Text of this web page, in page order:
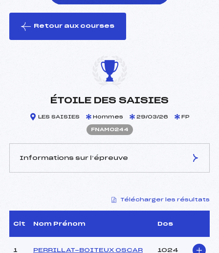
le ski
Retour aux courses
ÉTOILE DES SAISIES
LES SAISIES Hommes 29/03/26 FP
FNAM0244
Informations sur l’épreuve
BOYER JEAN LUC (SA)
D.T Adjoint :
–
Dir. Epreuve :
DENEU PIERRE (SA)
Télécharger les résultats
Clt Nom Prénom Dos
1 PERRILLAT-BOITEUX OSCAR 1024